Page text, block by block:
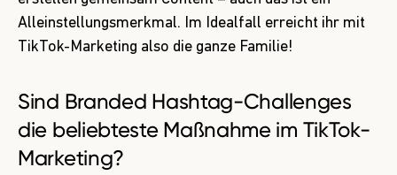
Alleinstellungsmerkmal. Im Idealfall erreicht ihr mit
TikTok-Marketing also die ganze Familie!
Sind Branded Hashtag-Challenges
die beliebteste Maßnahme im TikTok-
Marketing?